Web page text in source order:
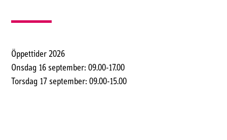
Öppettider 2026
Onsdag 16 september: 09.00-17.00
Torsdag 17 september: 09.00-15.00